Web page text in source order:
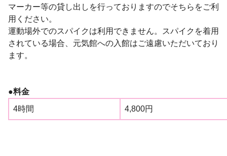
マーカー等の貸し出しを行っておりますのでそちらをご利
用ください。
運動場外でのスパイクは利用できません。スパイクを着用
されている場合、元気館への入館はご遠慮いただいており
ます。
●料金
4時間
4,800円